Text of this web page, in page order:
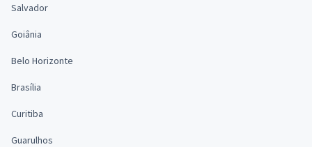
Salvador
Goiânia
Belo Horizonte
Brasília
Curitiba
Guarulhos